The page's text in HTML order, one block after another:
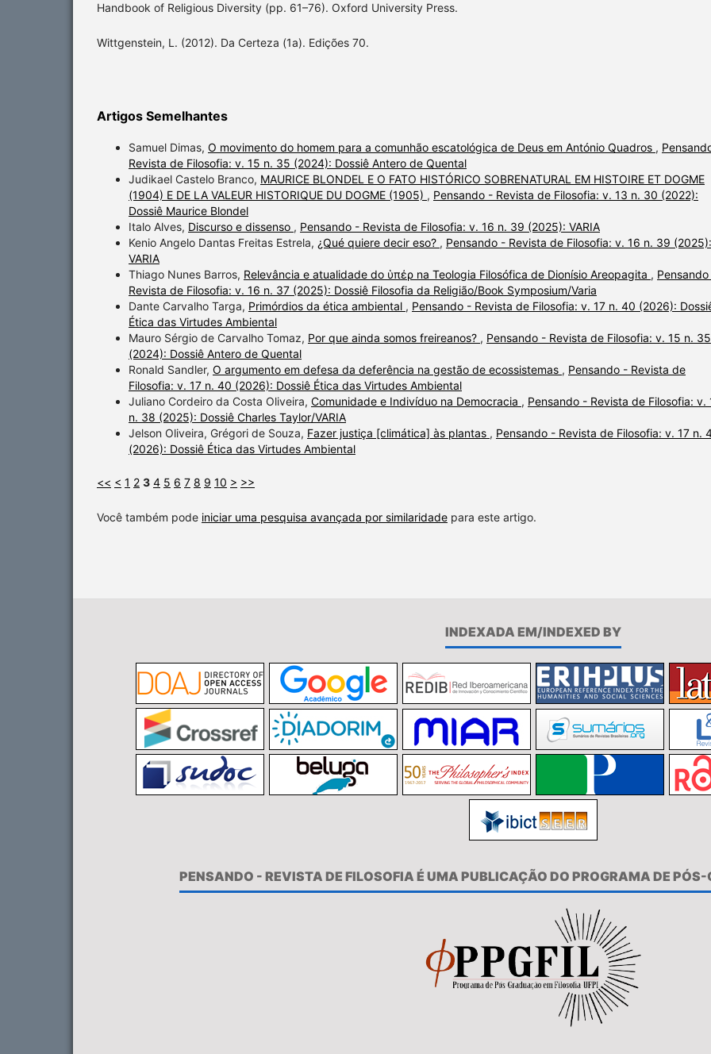
Handbook of Religious Diversity (pp. 61–76). Oxford University Press.
Wittgenstein, L. (2012). Da Certeza (1a). Edições 70.
Artigos Semelhantes
Samuel Dimas, O movimento do homem para a comunhão escatológica de Deus em António Quadros ,
Revista de Filosofia: v. 15 n. 35 (2024): Dossiê Antero de Quental
Judikael Castelo Branco, MAURICE BLONDEL E O FATO HISTÓRICO SOBRENATURAL EM HISTOIRE ET DOGME
(1904) E DE LA VALEUR HISTORIQUE DU DOGME (1905) , Pensando - Revista de Filosofia: v. 13 n. 30 (2022):
Dossiê Maurice Blondel
Italo Alves, Discurso e dissenso , Pensando - Revista de Filosofia: v. 16 n. 39 (2025): VARIA
Kenio Angelo Dantas Freitas Estrela, ¿Qué quiere decir eso? , Pensando - Revista de Filosofia: v. 16 n. 39 (2025):
VARIA
Thiago Nunes Barros, Relevância e atualidade do ὑπέρ na Teologia Filosófica de Dionísio Areopagita ,
Revista de Filosofia: v. 16 n. 37 (2025): Dossiê Filosofia da Religião/Book Symposium/Varia
Dante Carvalho Targa, Primórdios da ética ambiental , Pensando - Revista de Filosofia: v. 17 n. 40 (2026):
Ética das Virtudes Ambiental
Mauro Sérgio de Carvalho Tomaz, Por que ainda somos freireanos? , Pensando - Revista de Filosofia: v. 15 n. 35
(2024): Dossiê Antero de Quental
Ronald Sandler, O argumento em defesa da deferência na gestão de ecossistemas , Pensando - Revista de
Filosofia: v. 17 n. 40 (2026): Dossiê Ética das Virtudes Ambiental
Juliano Cordeiro da Costa Oliveira, Comunidade e Indivíduo na Democracia , Pensando - Revista de Filosofia: v.
n. 38 (2025): Dossiê Charles Taylor/VARIA
Jelson Oliveira, Grégori de Souza, Fazer justiça [climática] às plantas , Pensando - Revista de Filosofia: v. 17 n.
(2026): Dossiê Ética das Virtudes Ambiental
<< < 1 2 3 4 5 6 7 8 9 10 > >>
Você também pode iniciar uma pesquisa avançada por similaridade para este artigo.
INDEXADA EM/INDEXED BY
PENSANDO - REVISTA DE FILOSOFIA É UMA PUBLICAÇÃO DO PROGRAMA DE